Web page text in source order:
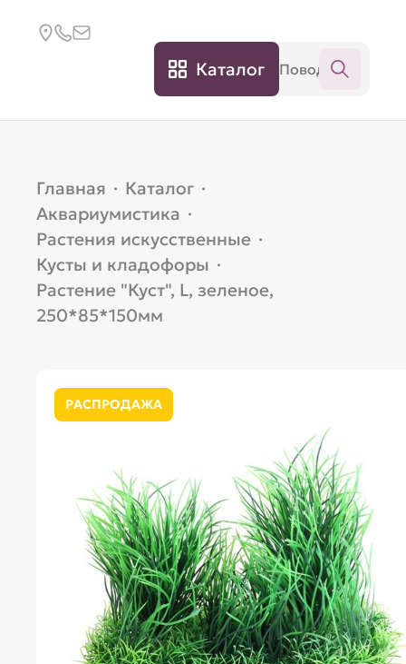
Каталог
Главная · Каталог ·
Аквариумистика ·
Растения искусственные ·
Кусты и кладофоры ·
Растение "Куст", L, зеленое,
250*85*150мм
РАСПРОДАЖА